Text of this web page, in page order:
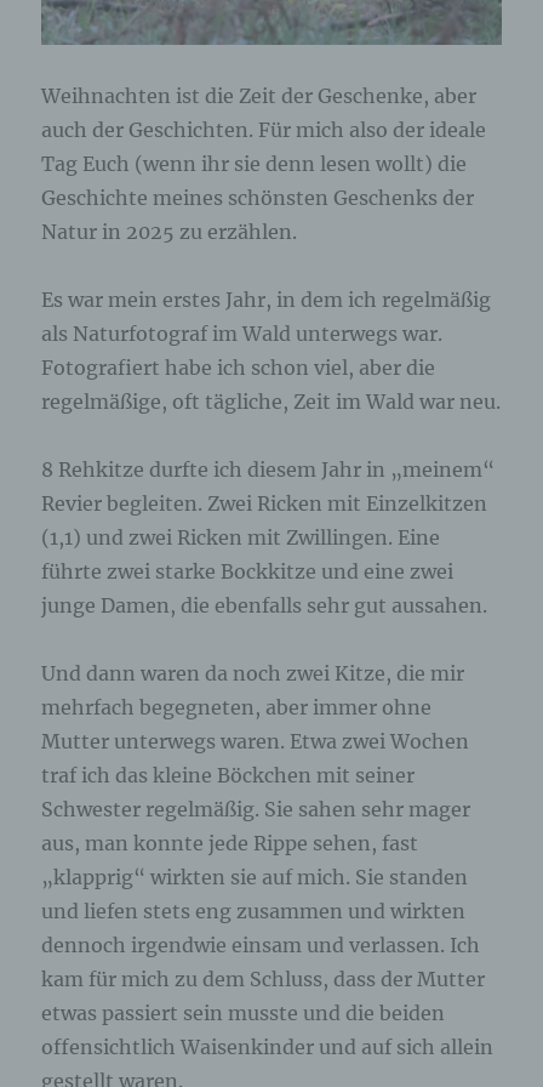
Weihnachten ist die Zeit der Geschenke, aber
auch der Geschichten. Für mich also der ideale
Tag Euch (wenn ihr sie denn lesen wollt) die
Geschichte meines schönsten Geschenks der
Natur in 2025 zu erzählen.
Es war mein erstes Jahr, in dem ich regelmäßig
als Naturfotograf im Wald unterwegs war.
Fotografiert habe ich schon viel, aber die
regelmäßige, oft tägliche, Zeit im Wald war neu.
8 Rehkitze durfte ich diesem Jahr in „meinem“
Revier begleiten. Zwei Ricken mit Einzelkitzen
(1,1) und zwei Ricken mit Zwillingen. Eine
führte zwei starke Bockkitze und eine zwei
junge Damen, die ebenfalls sehr gut aussahen.
Und dann waren da noch zwei Kitze, die mir
mehrfach begegneten, aber immer ohne
Mutter unterwegs waren. Etwa zwei Wochen
traf ich das kleine Böckchen mit seiner
Schwester regelmäßig. Sie sahen sehr mager
aus, man konnte jede Rippe sehen, fast
„klapprig“ wirkten sie auf mich. Sie standen
und liefen stets eng zusammen und wirkten
dennoch irgendwie einsam und verlassen. Ich
kam für mich zu dem Schluss, dass der Mutter
etwas passiert sein musste und die beiden
offensichtlich Waisenkinder und auf sich allein
gestellt waren.
Browser der betroffenen Person von anderen
Internetbrowsern, die andere Cookies enthalten,
kann über die eindeutige Cookie-ID wiedererkannt
und identifiziert werden.
Durch den Einsatz von Cookies kann den Nutzern
dieser Internetseite nutzerfreundlichere Services
möglich wären.
Mittels eines Cookies können die Informationen
und Angebote auf unserer Internetseite im Sinne
des Benutzers optimiert werden. Cookies
ermöglichen uns, wie bereits erwähnt, die
Benutzer unserer Internetseite wiederzuerkennen.
Zweck dieser Wiedererkennung ist es, den
erleichtern. Der Benutzer einer Internetseite, die
Cookies verwendet, muss beispielsweise nicht bei
jedem Besuch der Internetseite erneut seine
Zugangsdaten eingeben, weil dies von der
Internetseite und dem auf dem Computersystem
wird. Ein weiteres Beispiel ist das Cookie eines
merkt sich die Artikel, die ein Kunde in den
virtuellen Warenkorb gelegt hat, über ein Cookie.
Die betroffene Person kann die Setzung von
Cookies durch unsere Internetseite jederzeit
genutzten Internetbrowsers verhindern und damit
der Setzung von Cookies dauerhaft
widersprechen. Ferner können bereits gesetzte
Cookies jederzeit über einen Internetbrowser oder
andere Softwareprogramme gelöscht werden. Dies
ist in allen gängigen Internetbrowsern möglich.
Deaktiviert die betroffene Person die Setzung von
Cookies in dem genutzten Internetbrowser, sind
unter Umständen nicht alle Funktionen unserer
Internetseite vollumfänglich nutzbar.